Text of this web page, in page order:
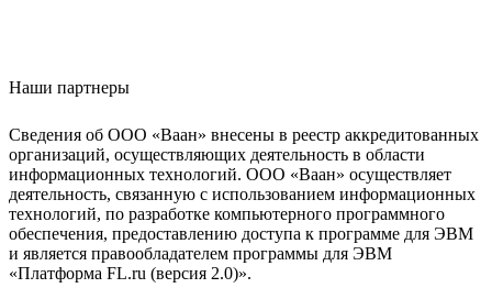
Наши партнеры
Сведения об ООО «Ваан» внесены в реестр аккредитованных
организаций, осуществляющих деятельность в области
информационных технологий. ООО «Ваан» осуществляет
деятельность, связанную с использованием информационных
технологий, по разработке компьютерного программного
обеспечения, предоставлению доступа к программе для ЭВМ
и является правообладателем программы для ЭВМ
«Платформа FL.ru (версия 2.0)».